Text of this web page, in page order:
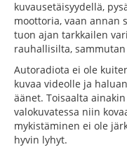
kuvausetäisyydellä,
moottoria, vaan annan
tuon ajan tarkkailen
rauhallisilta,
Autoradiota ei ole
kuvaa videolle ja
äänet. Toisaalta
valokuvatessa niin
mykistäminen ei ole
hyvin lyhyt.